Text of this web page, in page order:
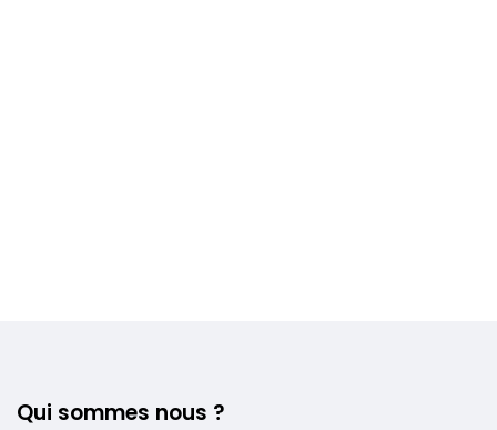
Qui sommes nous ?